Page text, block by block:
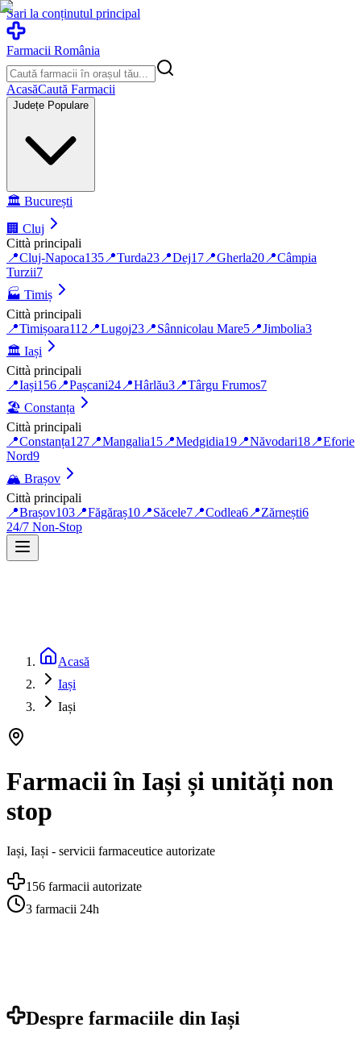
Sari la conținutul principal
Farmacii România
AcasăCaută Farmacii
Județe Populare
🏛️ București
🏢 Cluj
Città principali
📍Cluj-Napoca135 📍Turda23 📍Dej17 📍Gherla20 📍Câmpia
Turzii7
🏭 Timiș
Città principali
📍Timișoara112 📍Lugoj23 📍Sânnicolau Mare5 📍Jimbolia3
🏛️ Iași
Città principali
📍Iași156 📍Pașcani24 📍Hârlău3 📍Târgu Frumos7
🏖️ Constanța
Città principali
📍Constanța127 📍Mangalia15 📍Medgidia19 📍Năvodari18 📍Eforie
Nord9
🏔️ Brașov
Città principali
📍Brașov103 📍Făgăraș10 📍Săcele7 📍Codlea6 📍Zărnești6
24/7 Non-Stop
Acasă
Iași
Iași
Farmacii în Iași și unități non
stop
Iași, Iași - servicii farmaceutice autorizate
156 farmacii autorizate
3 farmacii 24h
Despre farmaciile din Iași